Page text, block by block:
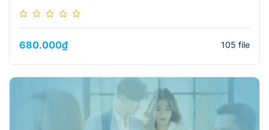
680.000₫ 105 file